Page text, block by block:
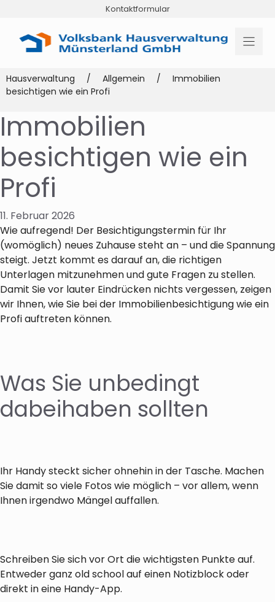
springen
Kontaktformular
Hausverwaltung / Allgemein /
Immobilien
besichtigen wie ein Profi
Immobilien
besichtigen wie ein
Profi
11. Februar 2026
Wie aufregend! Der Besichtigungstermin für Ihr
(womöglich) neues Zuhause steht an – und die Spannung
steigt. Jetzt kommt es darauf an, die richtigen
Unterlagen mitzunehmen und gute Fragen zu stellen.
Damit Sie vor lauter Eindrücken nichts vergessen, zeigen
wir Ihnen, wie Sie bei der Immobilienbesichtigung wie ein
Profi auftreten können.
Was Sie unbedingt
dabeihaben sollten
Ihr Handy steckt sicher ohnehin in der Tasche. Machen
Sie damit so viele Fotos wie möglich – vor allem, wenn
Ihnen irgendwo Mängel auffallen.
Schreiben Sie sich vor Ort die wichtigsten Punkte auf.
Entweder ganz old school auf einen Notizblock oder
direkt in eine Handy-App.